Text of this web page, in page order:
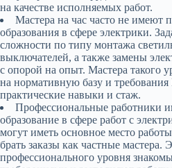
на качестве исполняемых работ.
Мастера на час часто не имеют
образования в сфере электрики.
сложности по типу монтажа
выключателей, а также замены
с опорой на опыт. Мастера такого
на нормативную базу и
практические навыки и стаж.
Профессиональные работники
образование в сфере работ с
могут иметь основное место
брать заказы как частные мастера.
профессионального уровня